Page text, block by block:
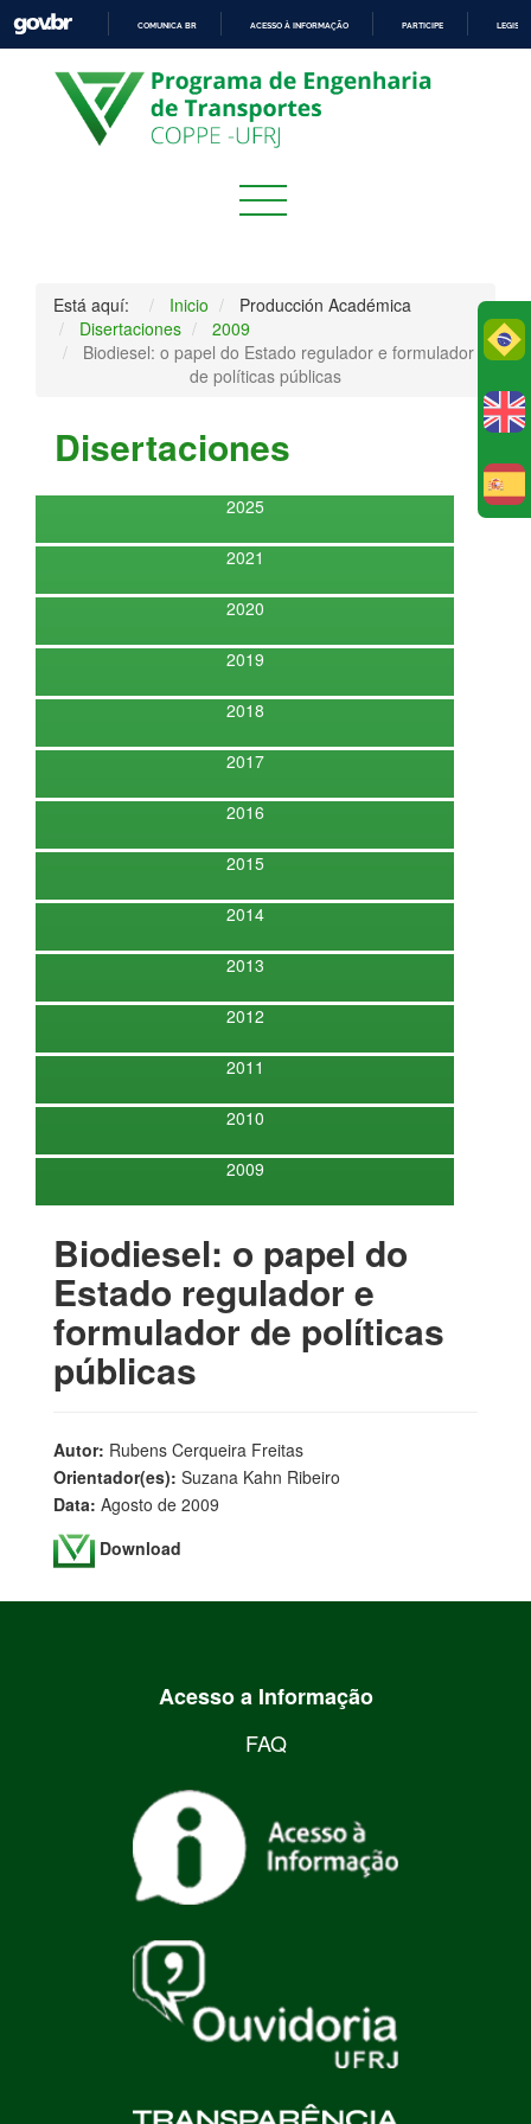
PARA
O
CONTEÚDO
COMUNICA BR ACESSO À INFORMAÇÃO PARTICIPE
Está aquí: Inicio
Producción Académica
Disertaciones
2009
Biodiesel: o papel do Estado regulador e formulador
de políticas públicas
Disertaciones
2025
2021
2020
2019
2018
2017
2016
2015
2014
2013
2012
2011
2010
2009
Biodiesel: o papel do
Estado regulador e
formulador de políticas
públicas
Autor: Rubens Cerqueira Freitas
Orientador(es): Suzana Kahn Ribeiro
Data: Agosto de 2009
Download
Acesso a Informação
FAQ